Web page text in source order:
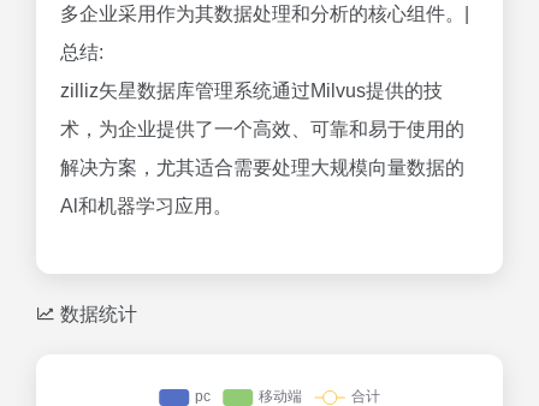
多企业采用作为其数据处理和分析的核心组件。|
总结:
zilliz矢星数据库管理系统通过Milvus提供的技
术，为企业提供了一个高效、可靠和易于使用的
解决方案，尤其适合需要处理大规模向量数据的
Al和机器学习应用。
数据统计